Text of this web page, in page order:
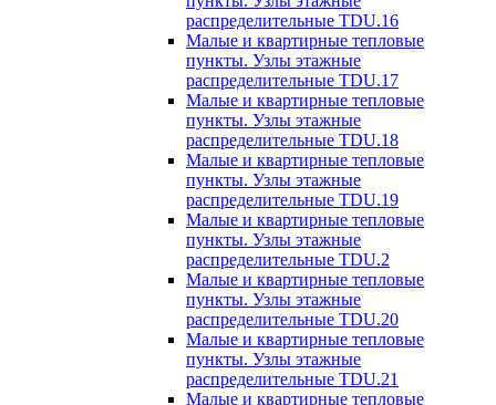
распределительные TDU.16
Малые и квартирные тепловые
пункты. Узлы этажные
распределительные TDU.17
Малые и квартирные тепловые
пункты. Узлы этажные
распределительные TDU.18
Малые и квартирные тепловые
пункты. Узлы этажные
распределительные TDU.19
Малые и квартирные тепловые
пункты. Узлы этажные
распределительные TDU.2
Малые и квартирные тепловые
пункты. Узлы этажные
распределительные TDU.20
Малые и квартирные тепловые
пункты. Узлы этажные
распределительные TDU.21
Малые и квартирные тепловые